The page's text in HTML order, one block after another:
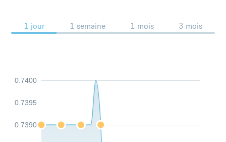
1 jour 1 semaine 1 mois 3 mois
0.7390
0.7395
0.7400